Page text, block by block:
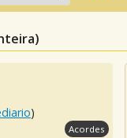
)
Acordes